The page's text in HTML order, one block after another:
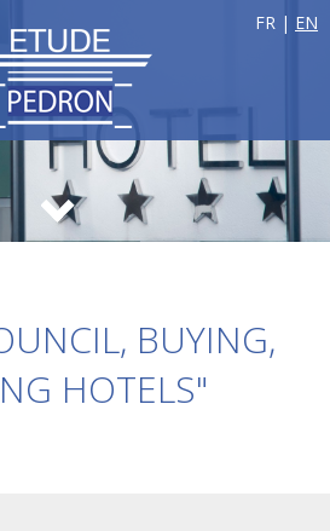
FR | EN
BUYING,
HOTELS"